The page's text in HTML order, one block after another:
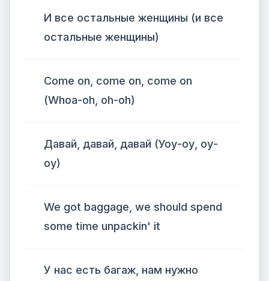
И все остальные женщины (и все
остальные женщины)
Come on, come on, come on
(Whoa-oh, oh-oh)
Давай, давай, давай (Уоу-оу, оу-
оу)
We got baggage, we should spend
some time unpackin' it
У нас есть багаж, нам нужно